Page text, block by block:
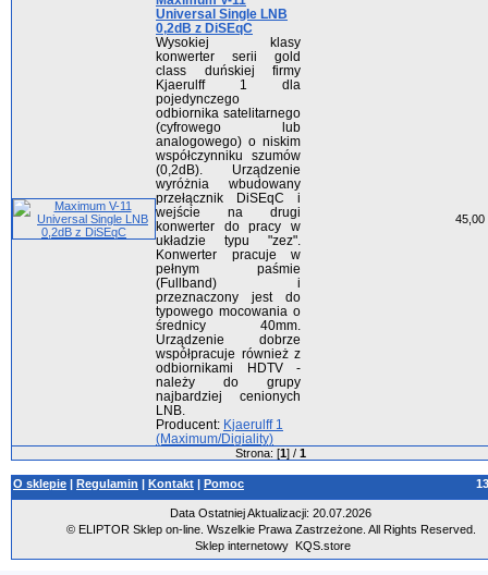
Universal Single LNB
0,2dB z DiSEqC
Wysokiej klasy
konwerter serii gold
class duńskiej firmy
Kjaerulff 1 dla
pojedynczego
odbiornika satelitarnego
(cyfrowego lub
analogowego) o niskim
współczynniku szumów
(0,2dB). Urządzenie
wyróżnia wbudowany
przełącznik DiSEqC i
wejście na drugi
konwerter do pracy w
układzie typu "zez".
Konwerter pracuje w
pełnym paśmie
(Fullband) i
przeznaczony jest do
typowego mocowania o
średnicy 40mm.
Urządzenie dobrze
współpracuje również z
odbiornikami HDTV -
należy do grupy
najbardziej cenionych
LNB.
Producent: Kjaerulff 1
(Maximum/Digiality)
45,00
Strona: [1] / 1
O sklepie | Regulamin | Kontakt | Pomoc
Data Ostatniej Aktualizacji: 20.07.2026
© ELIPTOR Sklep on-line. Wszelkie Prawa Zastrzeżone. All Rights Reserved.
Sklep internetowy
KQS.store